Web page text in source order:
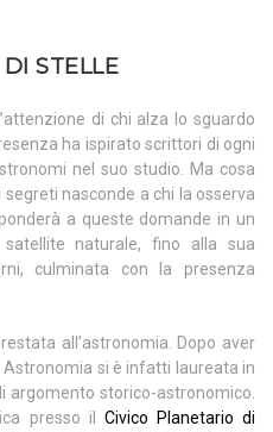
STELLE
di chi alza lo sguardo
ha ispirato scrittori di ogni
nel suo studio. Ma cosa
nasconde a chi la osserva
a queste domande in un
satellite naturale, fino alla sua
culminata con la presenza
all’astronomia. Dopo aver
si è infatti laureata in
argomento storico-astronomico.
presso il Civico Planetario di